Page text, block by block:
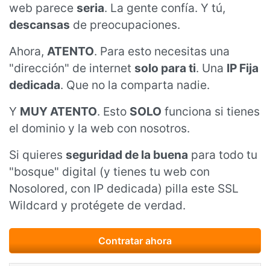
web parece seria. La gente confía. Y tú,
descansas de preocupaciones.
Ahora, ATENTO. Para esto necesitas una
"dirección" de internet solo para ti. Una IP Fija
dedicada. Que no la comparta nadie.
Y MUY ATENTO. Esto SOLO funciona si tienes
el dominio y la web con nosotros.
Si quieres seguridad de la buena para todo tu
"bosque" digital (y tienes tu web con
Nosolored, con IP dedicada) pilla este SSL
Wildcard y protégete de verdad.